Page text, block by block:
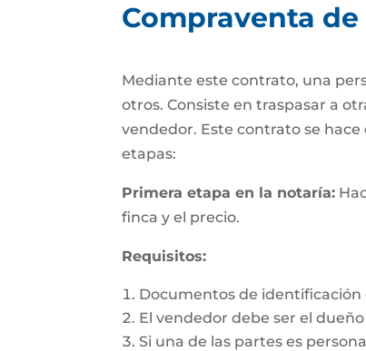
Compraventa
Mediante este contrato, una
otros. Consiste en traspasar a
vendedor. Este contrato se
etapas:
Primera etapa en la notaría:
finca y el precio.
Requisitos:
Documentos de identificación
El vendedor debe ser el
Si una de las partes es